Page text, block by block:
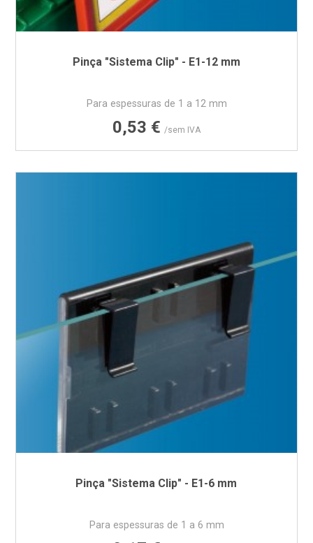
Pinça "Sistema Clip" - E1-12 mm
Para espessuras de 1 a 12 mm
Preço
0,53 € /sem IVA
Pinça "Sistema Clip" - E1-6 mm
Para espessuras de 1 a 6 mm